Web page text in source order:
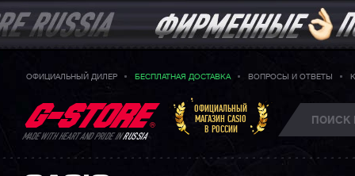
ОФИЦИАЛЬНЫЙ ДИЛЕР БЕСПЛАТНАЯ ДОСТАВКА ВОПРОСЫ И ОТВЕТЫ
MADE WITH HEART AND PRIDE INRUSSIA
ОФИЦИАЛЬНЫЙ
МАГАЗИН CASIO
В РОССИИ